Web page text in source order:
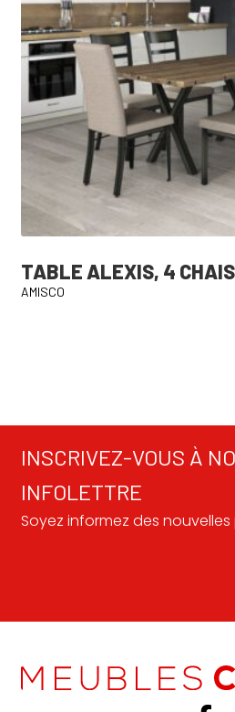
TABLE ALEXIS, 4
AMISCO
INSCRIVEZ-VOUS À
INFOLETTRE
Soyez informez des